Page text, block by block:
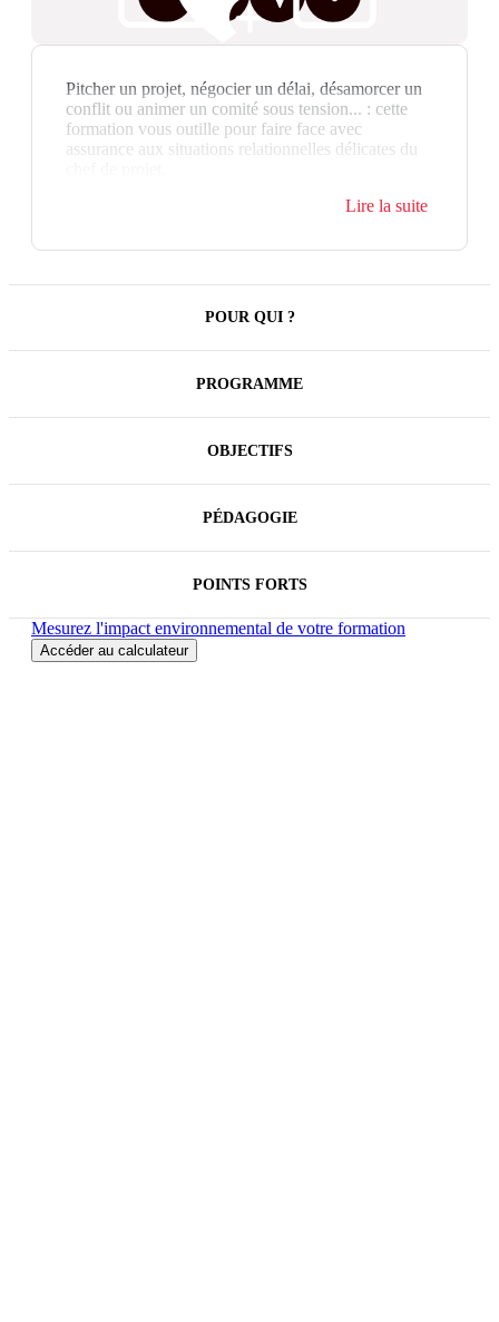
Pitcher un projet, négocier un délai, désamorcer un
conflit ou animer un comité sous tension... : cette
formation vous outille pour faire face avec
assurance aux situations relationnelles délicates du
Lire la suite
POUR QUI ?
PROGRAMME
OBJECTIFS
PÉDAGOGIE
POINTS FORTS
Mesurez l'impact environnemental de votre formation
Accéder au calculateur